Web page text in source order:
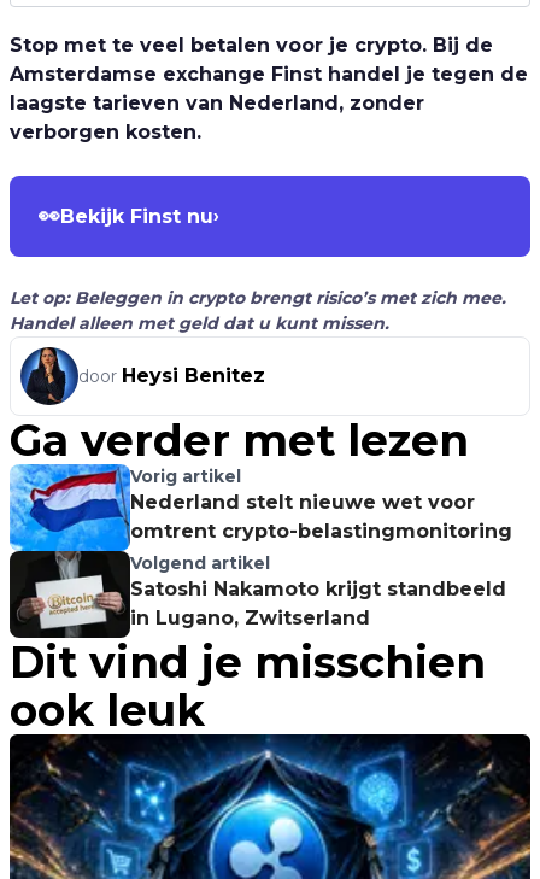
Stop met te veel betalen voor je crypto. Bij de
Amsterdamse exchange Finst handel je tegen de
laagste tarieven van Nederland, zonder
verborgen kosten.
👀Bekijk Finst nu›
Let op: Beleggen in crypto brengt risico’s met zich mee.
Handel alleen met geld dat u kunt missen.
door Heysi Benitez
Ga verder met lezen
Vorig artikel
Nederland stelt nieuwe wet voor
omtrent crypto-belastingmonitoring
Volgend artikel
Satoshi Nakamoto krijgt standbeeld
in Lugano, Zwitserland
Dit vind je misschien
ook leuk